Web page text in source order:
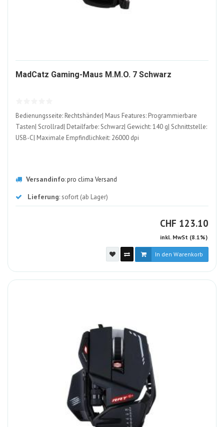
MadCatz Gaming-Maus M.M.O. 7 Schwarz
Bedienungsseite: Rechtshänder| Maus Features: Programmierbare
Tasten| Scrollrad| Detailfarbe: Schwarz| Gewicht: 140 g| Schnittstelle:
USB-C| Maximale Empfindlichkeit: 26000 dpi
Versandinfo:pro clima Versand
Lieferung: sofort (ab Lager)
CHF CHF
123.10
inkl. MwSt (8.1%)
In den Warenkorb